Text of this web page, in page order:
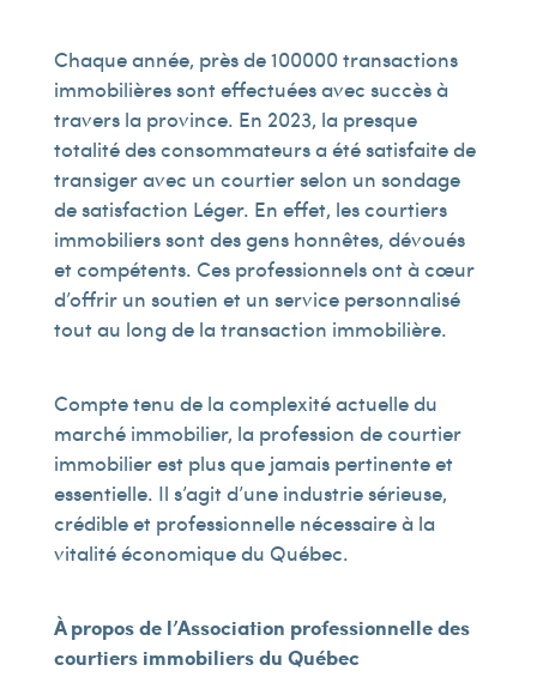
Chaque année, près de 100 000 transactions
immobilières sont effectuées avec succès à
travers la province. En 2023, la presque
totalité des consommateurs a été satisfaite de
transiger avec un courtier selon un sondage
de satisfaction Léger. En effet, les courtiers
immobiliers sont des gens honnêtes, dévoués
et compétents. Ces professionnels ont à cœur
d’offrir un soutien et un service personnalisé
tout au long de la transaction immobilière.
Compte tenu de la complexité actuelle du
marché immobilier, la profession de courtier
immobilier est plus que jamais pertinente et
essentielle. Il s’agit d’une industrie sérieuse,
crédible et professionnelle nécessaire à la
vitalité économique du Québec.
À propos de l’Association professionnelle des
courtiers immobiliers du Québec